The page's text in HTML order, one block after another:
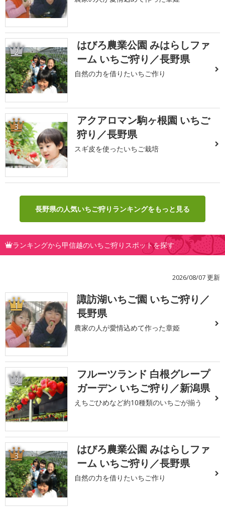
2
はびろ農業公園 みはらしファ
ーム いちご狩り／長野県
自然の力を借りたいちご作り
3
アクアロマン駒ヶ根園 いちご
狩り／長野県
スギ皮を使ったいちご栽培
長野県の人気いちご狩りランキングをもっと見る
ランキングから甲信越のいちご狩りスポットを探す
2026/08/07 更新
1
諏訪湖いちご園 いちご狩り／
長野県
農家の人が愛情込めて作った章姫
2
フルーツランド 白根グレープ
ガーデン いちご狩り／新潟県
えちごひめなど約10種類のいちごが揃う
3
はびろ農業公園 みはらしファ
ーム いちご狩り／長野県
自然の力を借りたいちご作り